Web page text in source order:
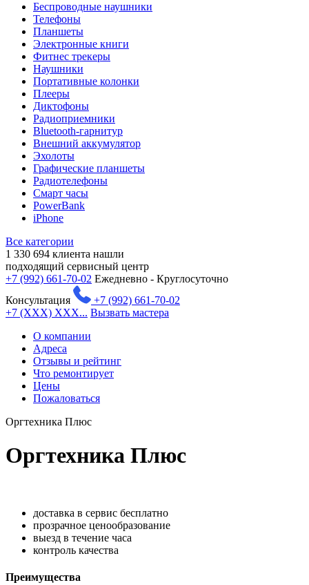
Беспроводные наушники
Телефоны
Планшеты
Электронные книги
Фитнес трекеры
Наушники
Портативные колонки
Плееры
Диктофоны
Радиоприемники
Bluetooth-гарнитур
Внешний аккумулятор
Эхолоты
Графические планшеты
Радиотелефоны
Смарт часы
PowerBank
iPhone
Все категории
1 330 694 клиента нашли
подходящий сервисный центр
+7 (992) 661-70-02 Ежедневно - Круглосуточно
Консультация
+7 (992) 661-70-02
+7 (XXX) XXX... Вызвать мастера
О компании
Адреса
Отзывы и рейтинг
Что ремонтирует
Цены
Пожаловаться
Оргтехника Плюс
Оргтехника Плюс
доставка в сервис бесплатно
прозрачное ценообразование
выезд в течение часа
контроль качества
Преимущества